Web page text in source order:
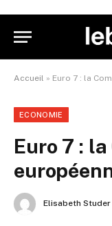
Accueil » Euro 7 : la
ECONOMIE
Euro 7 :
Elisabeth Studer